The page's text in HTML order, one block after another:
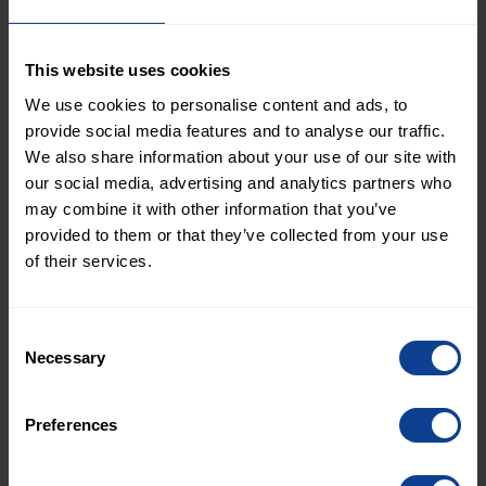
This website uses cookies
We use cookies to personalise content and ads, to
provide social media features and to analyse our traffic.
We also share information about your use of our site with
our social media, advertising and analytics partners who
may combine it with other information that you’ve
provided to them or that they’ve collected from your use
of their services.
Selection
Necessary
Preferences
miljoner genom en andra tap-emission
emissionsbeloppet för Obligationerna uppgår till
SEK 4 400 miljoner.
I enlighet med villkoren för Obligationerna har
XPartners förbundit sig att ansöka om
upptagande av Obligationerna till handel på
noteringsprospekt, vilket idag har godkänts av
Finansinspektionen. Prospektet finns tillgängligt
Ansökan om upptagande till handel på Nasdaq